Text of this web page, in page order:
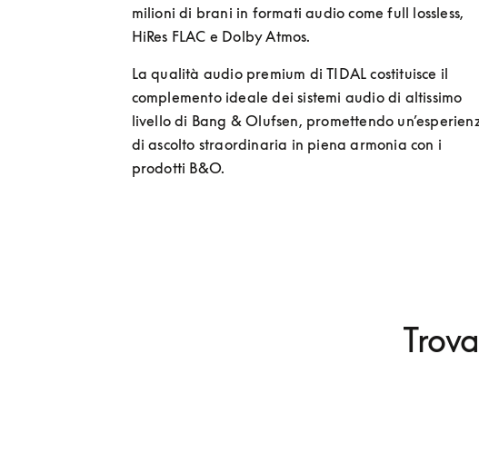
milioni di brani in formati audio come full lossless,
HiRes FLAC e Dolby Atmos.
La qualità audio premium di TIDAL costituisce il
complemento ideale dei sistemi audio di altissimo
livello di Bang & Olufsen, promettendo
di ascolto straordinaria in piena armonia con i
prodotti B&O.